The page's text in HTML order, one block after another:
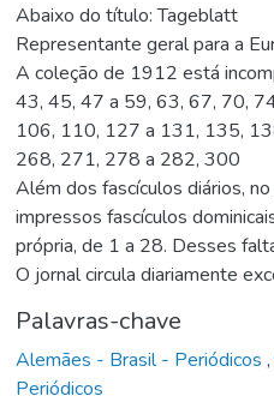
Abaixo do título: Tageblatt
Representante geral para a
A coleção de 1912 está
43, 45, 47 a 59, 63, 67, 70,
106, 110, 127 a 131, 135,
268, 271, 278 a 282, 300
Além dos fascículos diários,
impressos fascículos
própria, de 1 a 28. Desses
O jornal circula diariamente
Palavras-chave
Alemães - Brasil - Periódicos ,
Periódicos